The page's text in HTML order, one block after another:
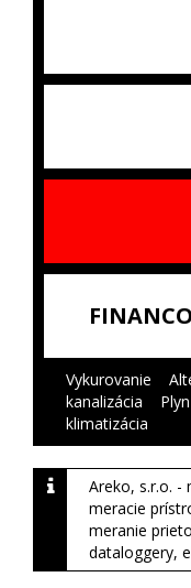
Vykurovanie
kanalizácia
Plyn
klimatizácia
Areko, s.r.o. -
meracie
meranie
dataloggery,